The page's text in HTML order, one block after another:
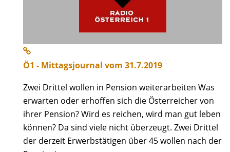
Ö1 - Mittagsjournal vom 31.7.2019
Zwei Drittel wollen in Pension weiterarbeiten Was
erwarten oder erhoffen sich die Österreicher von
ihrer Pension? Wird es reichen, wird man gut leben
können? Da sind viele nicht überzeugt. Zwei Drittel
der derzeit Erwerbstätigen über 45 wollen nach der